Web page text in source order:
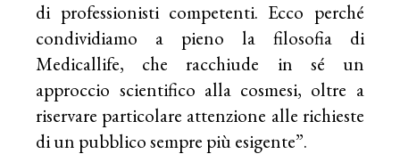
di professionisti competenti. Ecco perché
condividiamo a pieno la filosofia di
Medicallife, che racchiude in sé un
approccio scientifico alla cosmesi, oltre a
riservare particolare attenzione alle richieste
di un pubblico sempre più esigente”.